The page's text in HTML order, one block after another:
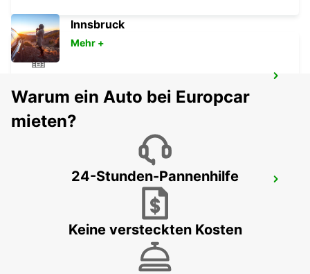
BRAUNSCHWEIG - GERMANY
HALLE SAALE
Innsbruck
Mehr +
Warum ein Auto bei Europcar
mieten?
24-Stunden-Pannenhilfe
Keine versteckten Kosten